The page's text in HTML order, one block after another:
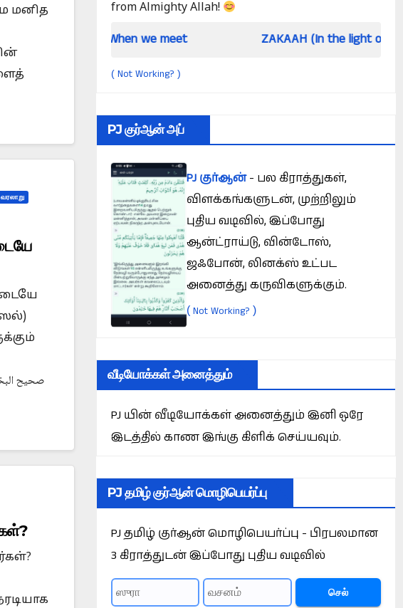
மனித
from Almighty Allah!
When we meet ZAKAAH (In the light of Qur an and
( Not Working? )
PJ குர்ஆன் அப்
PJ குர்ஆன்- பல கிராத்துகள்,
விளக்கங்களுடன், முற்றிலும்
புதிய வடிவில், இப்போது
ஆன்ட்ராய்டு, வின்டோஸ்,
ஜஃபோன், லினக்ஸ் உட்பட
அனைத்து கருவிகளுக்கும்.
( Not Working? )
வீடியோக்கள் அனைத்தும்
PJ யின் வீடியோக்கள் அனைத்தும் இனி ஒரே
இடத்தில் காண இங்கு கிளிக் செய்யவும்.
PJ தமிழ் குர்ஆன் மொழிபெயர்ப்பு
PJ தமிழ் குர்ஆன் மொழிபெயர்ப்பு - பிரபலமான
3 கிராத்துடன் இப்போது புதிய வடிவில்
செல்